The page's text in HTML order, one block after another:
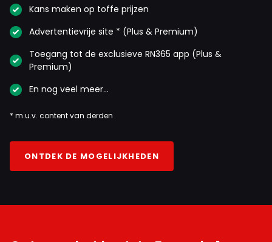
Kans maken op toffe prijzen
Advertentievrije site * (Plus & Premium)
Toegang tot de exclusieve RN365 app (Plus &
Premium)
En nog veel meer…
* m.u.v. content van derden
ONTDEK DE MOGELIJKHEDEN